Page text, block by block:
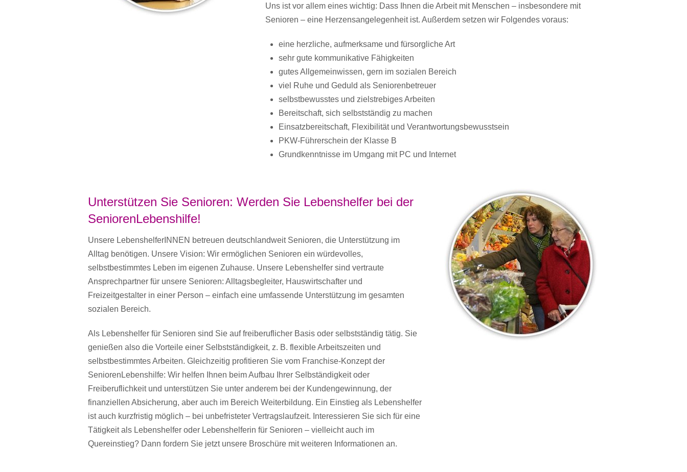
Uns ist vor allem eines wichtig: Dass Ihnen die Arbeit mit Menschen – insbesondere mit
Senioren – eine Herzensangelegenheit ist. Außerdem setzen wir Folgendes voraus:
eine herzliche, aufmerksame und fürsorgliche Art
sehr gute kommunikative Fähigkeiten
gutes Allgemeinwissen, gern im sozialen Bereich
viel Ruhe und Geduld als Seniorenbetreuer
selbstbewusstes und zielstrebiges Arbeiten
Bereitschaft, sich selbstständig zu machen
Einsatzbereitschaft, Flexibilität und Verantwortungsbewusstsein
PKW-Führerschein der Klasse B
Grundkenntnisse im Umgang mit PC und Internet
Unterstützen Sie Senioren: Werden Sie Lebenshelfer bei der
SeniorenLebenshilfe!
Unsere LebenshelferINNEN betreuen deutschlandweit Senioren, die Unterstützung im
Alltag benötigen. Unsere Vision: Wir ermöglichen Senioren ein würdevolles,
selbstbestimmtes Leben im eigenen Zuhause. Unsere Lebenshelfer sind vertraute
Ansprechpartner für unsere Senioren: Alltagsbegleiter, Hauswirtschafter und
Freizeitgestalter in einer Person – einfach eine umfassende Unterstützung im gesamten
sozialen Bereich.
Als Lebenshelfer für Senioren sind Sie auf freiberuflicher Basis oder selbstständig tätig. Sie
genießen also die Vorteile einer Selbstständigkeit, z. B. flexible Arbeitszeiten und
selbstbestimmtes Arbeiten. Gleichzeitig profitieren Sie vom Franchise-Konzept der
SeniorenLebenshilfe: Wir helfen Ihnen beim Aufbau Ihrer Selbständigkeit oder
Freiberuflichkeit und unterstützen Sie unter anderem bei der Kundengewinnung, der
finanziellen Absicherung, aber auch im Bereich Weiterbildung. Ein Einstieg als Lebenshelfer
ist auch kurzfristig möglich – bei unbefristeter Vertragslaufzeit. Interessieren Sie sich für eine
Tätigkeit als Lebenshelfer oder Lebenshelferin für Senioren – vielleicht auch im
Quereinstieg? Dann fordern Sie jetzt unsere Broschüre mit weiteren Informationen an.